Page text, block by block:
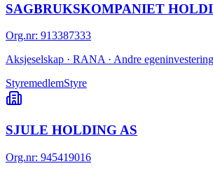
SAGBRUKSKOMPANIET
Org.nr: 913387333
Aksjeselskap · RANA · Andre
StyremedlemStyre
SJULE HOLDING AS
Org.nr: 945419016